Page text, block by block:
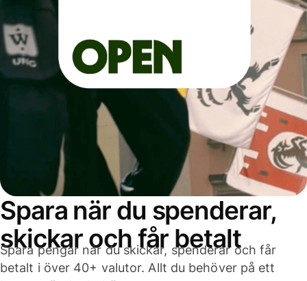
Spara när du spenderar,
skickar och får betalt
Spara pengar när du skickar, spenderar och får
betalt i över 40+ valutor. Allt du behöver på ett